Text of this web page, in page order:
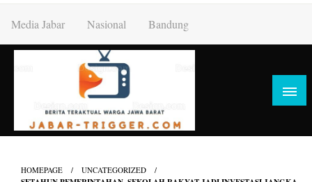
content
Media Jabar Nasional Bandung
HOMEPAGE UNCATEGORIZED